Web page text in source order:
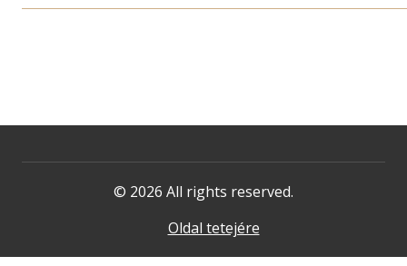
© 2026 All rights reserved.
Oldal tetejére